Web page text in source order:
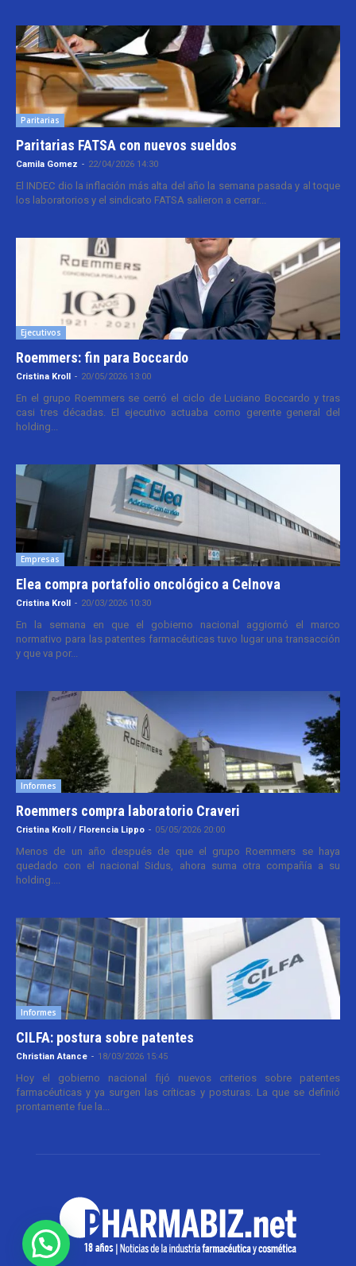
Paritarias
Paritarias FATSA con nuevos sueldos
Camila Gomez - 22/04/2026 14:30
El INDEC dio la inflación más alta del año la semana pasada y al toque
los laboratorios y el sindicato FATSA salieron a cerrar...
Ejecutivos
Roemmers: fin para Boccardo
Cristina Kroll - 20/05/2026 13:00
En el grupo Roemmers se cerró el ciclo de Luciano Boccardo y tras
casi tres décadas. El ejecutivo actuaba como gerente general del
holding...
Empresas
Elea compra portafolio oncológico a Celnova
Cristina Kroll - 20/03/2026 10:30
En la semana en que el gobierno nacional aggiornó el marco
normativo para las patentes farmacéuticas tuvo lugar una transacción
y que va por...
Informes
Roemmers compra laboratorio Craveri
Cristina Kroll / Florencia Lippo - 05/05/2026 20:00
Menos de un año después de que el grupo Roemmers se haya
quedado con el nacional Sidus, ahora suma otra compañía a su
holding....
Informes
CILFA: postura sobre patentes
Christian Atance - 18/03/2026 15:45
Hoy el gobierno nacional fijó nuevos criterios sobre patentes
farmacéuticas y ya surgen las críticas y posturas. La que se definió
prontamente fue la...